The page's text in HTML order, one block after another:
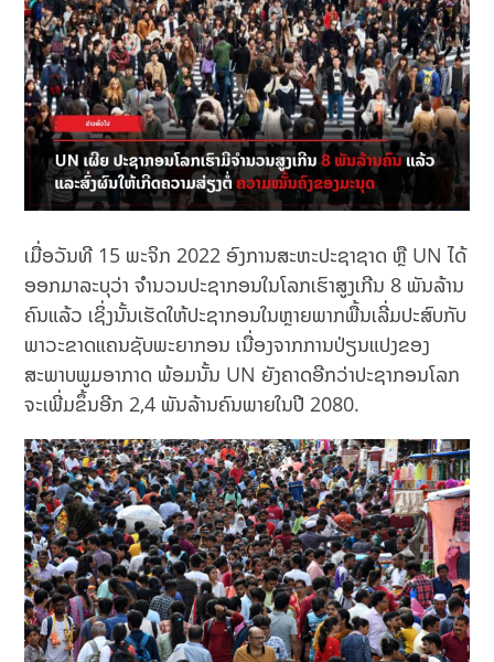
ເມື່ອວັນທີ 15 ພະຈິກ 2022 ອົງການສະຫະປະຊາຊາດ ຫຼື UN ໄດ້
ອອກມາລະບຸວ່າ ຈໍານວນປະຊາກອນໃນໂລກເຮົາສູງເກີນ 8 ພັນລ້ານ
ຄົນແລ້ວ ເຊິ່ງນັ້ນເຮັດໃຫ້ປະຊາກອນໃນຫຼາຍພາກພື້ນເລີ່ມປະສົບກັບ
ພາວະຂາດແຄນຊັບພະຍາກອນ ເນື່ອງຈາກການປ່ຽນແປງຂອງ
ສະພາບພູມອາກາດ ພ້ອມນັ້ນ UN ຍັງຄາດອີກວ່າປະຊາກອນໂລກ
ຈະເພີ່ມຂຶ້ນອີກ 2,4 ພັນລ້ານຄົນພາຍໃນປີ 2080.